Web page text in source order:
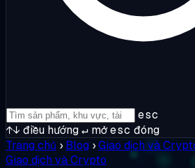
esc
↑↓ điều hướng↵ mởesc đóng
Trang chủ › Blog ›Giao dịch và
Giao dịch và Crypto